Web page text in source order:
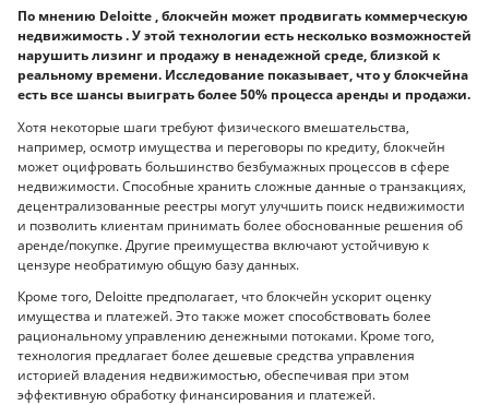
По мнению Deloitte , блокчейн может продвигать коммерческую
недвижимость . У этой технологии есть несколько возможностей
нарушить лизинг и продажу в ненадежной среде, близкой к
реальному времени. Исследование показывает, что у блокчейна
есть все шансы выиграть более 50% процесса аренды и продажи.
Хотя некоторые шаги требуют физического вмешательства,
например, осмотр имущества и переговоры по кредиту, блокчейн
может оцифровать большинство безбумажных процессов в сфере
недвижимости. Способные хранить сложные данные о транзакциях,
децентрализованные реестры могут улучшить поиск недвижимости
и позволить клиентам принимать более обоснованные решения об
аренде/покупке. Другие преимущества включают устойчивую к
цензуре необратимую общую базу данных.
Кроме того, Deloitte предполагает, что блокчейн ускорит оценку
имущества и платежей. Это также может способствовать более
рациональному управлению денежными потоками. Кроме того,
технология предлагает более дешевые средства управления
историей владения недвижимостью, обеспечивая при этом
эффективную обработку финансирования и платежей.